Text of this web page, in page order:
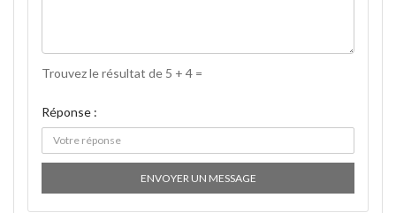
Trouvez le résultat de 5 + 4 =
Réponse :
ENVOYER UN MESSAGE